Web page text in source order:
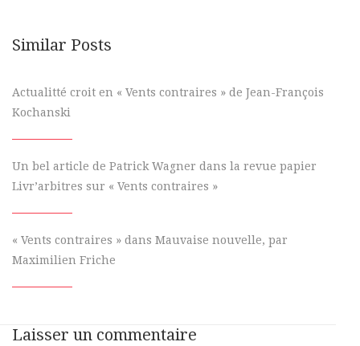
Similar Posts
Actualitté croit en « Vents contraires » de Jean-François
Kochanski
Un bel article de Patrick Wagner dans la revue papier
Livr’arbitres sur « Vents contraires »
« Vents contraires » dans Mauvaise nouvelle, par
Maximilien Friche
Laisser un commentaire